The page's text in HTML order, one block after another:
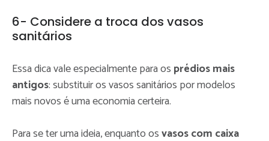
6- Considere a troca dos vasos
sanitários
Essa dica vale especialmente para os prédios mais
antigos: substituir os vasos sanitários por modelos
mais novos é uma economia certeira.
Para se ter uma ideia, enquanto osvasos com caixa